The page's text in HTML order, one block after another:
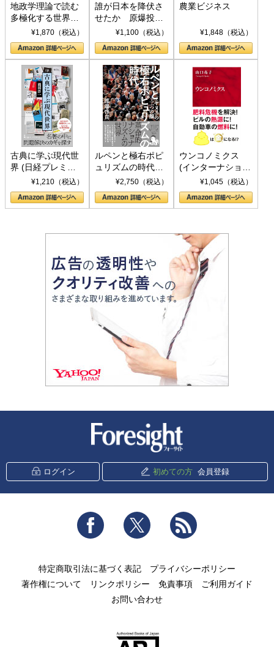
地政学理論で読む
多極化する世界：
トランプとBRICS
の挑戦
¥1,870（税込）
誰が日本を降伏さ
せたか 原爆投
下、ソ連参戦、そ
して聖断 (PHP新
書)
¥1,100（税込）
農業ビジネス
¥1,848（税込）
古典に学ぶ現代世
界 (日経プレミア
シリーズ)¥1,210（税込）
ルペンと極右ポピ
ュリズムの時代：
〈ヤヌス〉の二つ
の顔
¥2,750（税込）
ウンコノミクス
(インターナショナ
ル新書)¥1,045（税込）
ログイン 初めての方 会員登録
Facebook Twitter
特定商取引法に基づく表記
プライバシーポリシー
著作権について
リンクポリシー 免責事項
ご利用ガイド
お問い合わせ